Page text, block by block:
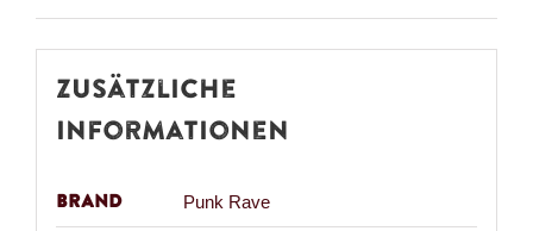
Zusätzliche
Informationen
Brand Punk Rave